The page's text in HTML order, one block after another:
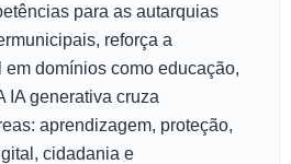
para as autarquias
reforça a
domínios como educação,
IA generativa cruza
aprendizagem, proteção,
cidadania e